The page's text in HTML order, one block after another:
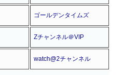
ゴールデンタイムズ
Zチャンネル＠VIP
watch@2チャンネル